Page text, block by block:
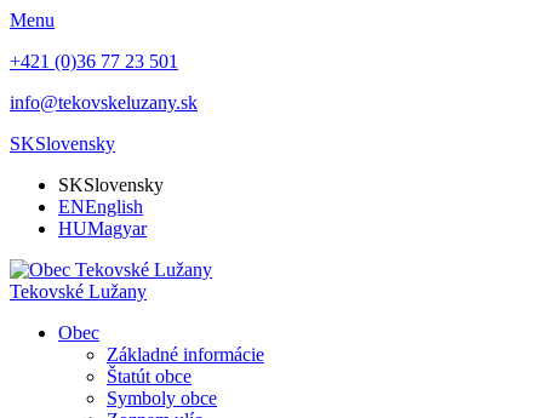
Menu
+421 (0)36 77 23 501
info@tekovskeluzany.sk
SKSlovensky
SKSlovensky
ENEnglish
HUMagyar
Tekovské Lužany
Obec
Základné informácie
Štatút obce
Symboly obce